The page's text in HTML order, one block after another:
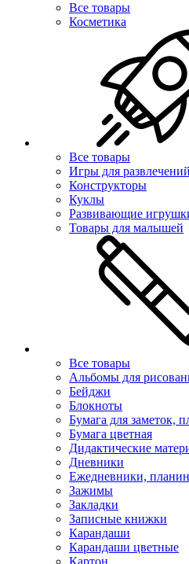
Все товары
Косметика
Все товары
Игры для
Конструкторы
Куклы
Развивающие
Товары для малышей
Все товары
Альбомы для
Бейджи
Блокноты
Бумага для заметок,
Бумага цветная
Дидактические
Дневники
Ежедневники,
Зажимы
Закладки
Записные книжки
Карандаши
Карандаши цветные
Картон